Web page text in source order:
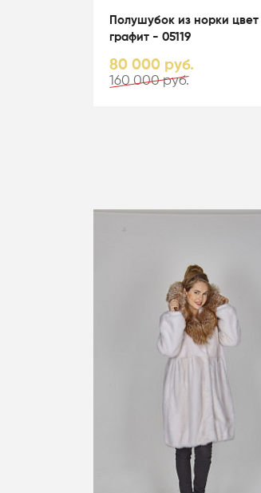
Полушубок из норки цвет
графит - 05119
80 000 руб.
160 000 руб.